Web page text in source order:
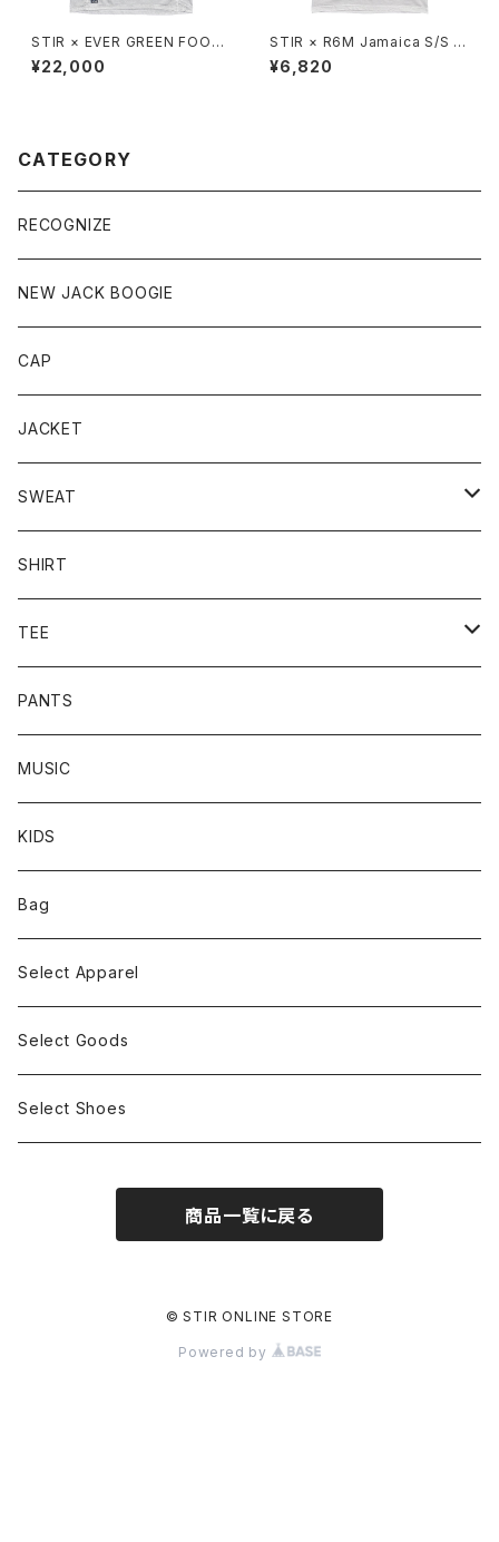
STIR × EVER GREEN FOOT
BALL Original Soccer Jers
ey
¥22,000
STIR × R6M Jamaica S/S T
ee
¥6,820
CATEGORY
RECOGNIZE
NEW JACK BOOGIE
CAP
JACKET
SWEAT
CREW
HOODIE
SHIRT
TEE
L/S TEE
S/S TEE
PANTS
MUSIC
KIDS
Bag
Select Apparel
Select Goods
Select Shoes
商品一覧に戻る
© STIR ONLINE STORE
Powered by